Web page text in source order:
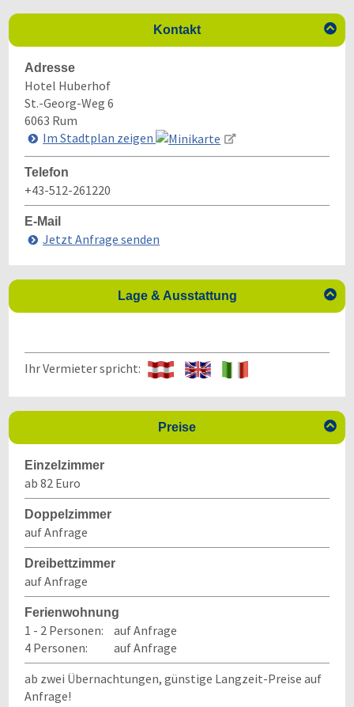
Kontakt 
Adresse
Hotel Huberhof
St.-Georg-Weg 6
6063 Rum
Im Stadtplan zeigen
Telefon
+43-512-261220
E-Mail
Jetzt Anfrage senden
Lage & Ausstattung 
Ihr Vermieter spricht:
Preise 
Einzelzimmer
ab 82 Euro
Doppelzimmer
auf Anfrage
Dreibettzimmer
auf Anfrage
Ferienwohnung
1 - 2 Personen:
auf Anfrage
4 Personen:
auf Anfrage
ab zwei Übernachtungen, günstige Langzeit-Preise auf
Anfrage!